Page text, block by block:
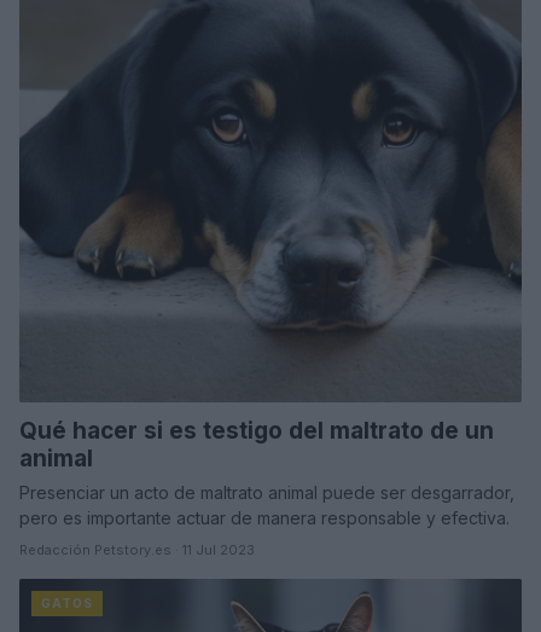
Qué hacer si es testigo del maltrato de un
animal
Presenciar un acto de maltrato animal puede ser desgarrador,
pero es importante actuar de manera responsable y efectiva.
Redacción Petstory.es · 11 Jul 2023
GATOS